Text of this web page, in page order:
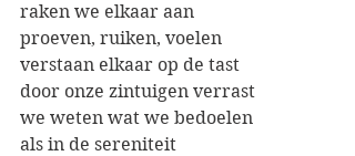
raken we elkaar aan
proeven, ruiken, voelen
verstaan elkaar op de tast
door onze zintuigen verrast
we weten wat we bedoelen
als in de sereniteit